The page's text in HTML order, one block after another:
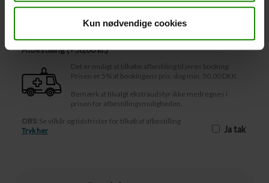
Kun nødvendige cookies
Afbestilling
Afbestilling ( 50,00 kr.)
Det er muligt at tilkøbe afbestiling til jeres booking.
Prisen er 5% af bookingens pris, dog min. 50,00 DKK.
Bemærk at tilvalgt ekstraudstyr ikke medregnes i
prisen for afbestillingsmuligheden.
OBS: Se vilkår og tidsfrister for tilkøb af afbestilling
Tryk her
Ja tak